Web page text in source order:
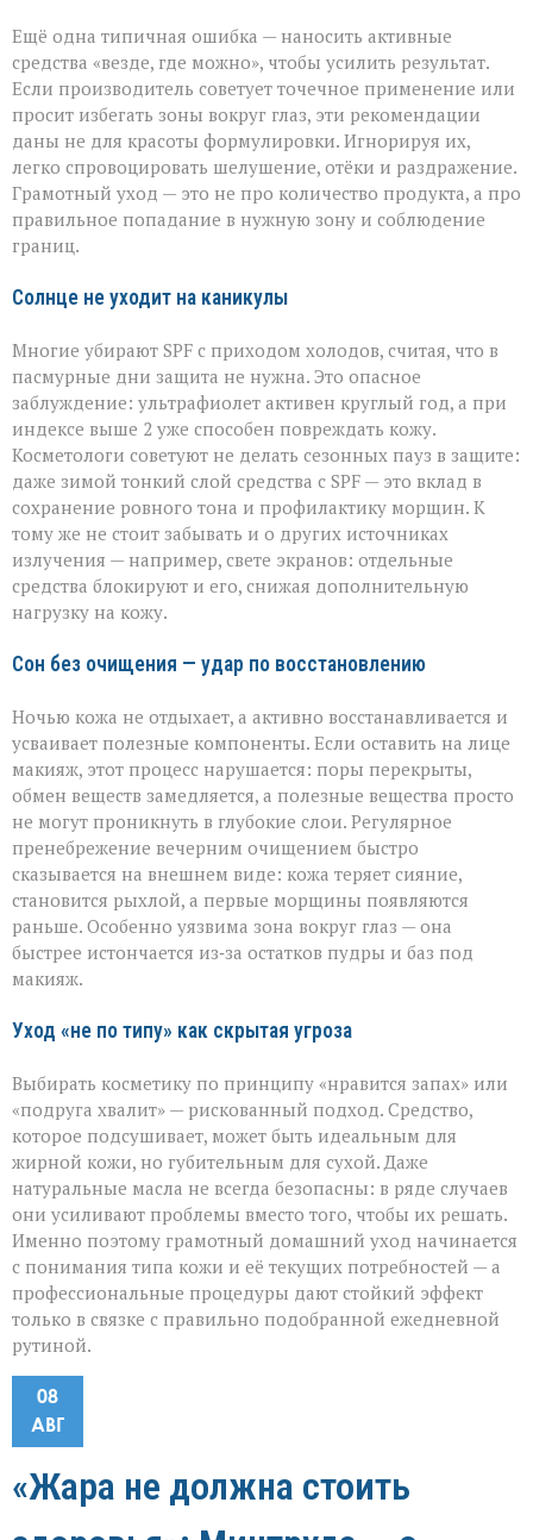
Ещё одна типичная ошибка — наносить активные
средства «везде, где можно», чтобы усилить результат.
Если производитель советует точечное применение или
просит избегать зоны вокруг глаз, эти рекомендации
даны не для красоты формулировки. Игнорируя их,
легко спровоцировать шелушение, отёки и раздражение.
Грамотный уход — это не про количество продукта, а про
правильное попадание в нужную зону и соблюдение
границ.
Солнце не уходит на каникулы
Многие убирают SPF с приходом холодов, считая, что в
пасмурные дни защита не нужна. Это опасное
заблуждение: ультрафиолет активен круглый год, а при
индексе выше 2 уже способен повреждать кожу.
Косметологи советуют не делать сезонных пауз в защите:
даже зимой тонкий слой средства с SPF — это вклад в
сохранение ровного тона и профилактику морщин. К
тому же не стоит забывать и о других источниках
излучения — например, свете экранов: отдельные
средства блокируют и его, снижая дополнительную
нагрузку на кожу.
Сон без очищения — удар по восстановлению
Ночью кожа не отдыхает, а активно восстанавливается и
усваивает полезные компоненты. Если оставить на лице
макияж, этот процесс нарушается: поры перекрыты,
обмен веществ замедляется, а полезные вещества просто
не могут проникнуть в глубокие слои. Регулярное
пренебрежение вечерним очищением быстро
сказывается на внешнем виде: кожа теряет сияние,
становится рыхлой, а первые морщины появляются
раньше. Особенно уязвима зона вокруг глаз — она
быстрее истончается из‑за остатков пудры и баз под
макияж.
Уход «не по типу» как скрытая угроза
Выбирать косметику по принципу «нравится запах» или
«подруга хвалит» — рискованный подход. Средство,
которое подсушивает, может быть идеальным для
жирной кожи, но губительным для сухой. Даже
натуральные масла не всегда безопасны: в ряде случаев
они усиливают проблемы вместо того, чтобы их решать.
Именно поэтому грамотный домашний уход начинается
с понимания типа кожи и её текущих потребностей — а
профессиональные процедуры дают стойкий эффект
только в связке с правильно подобранной ежедневной
рутиной.
08
АВГ
«Жара не должна стоить